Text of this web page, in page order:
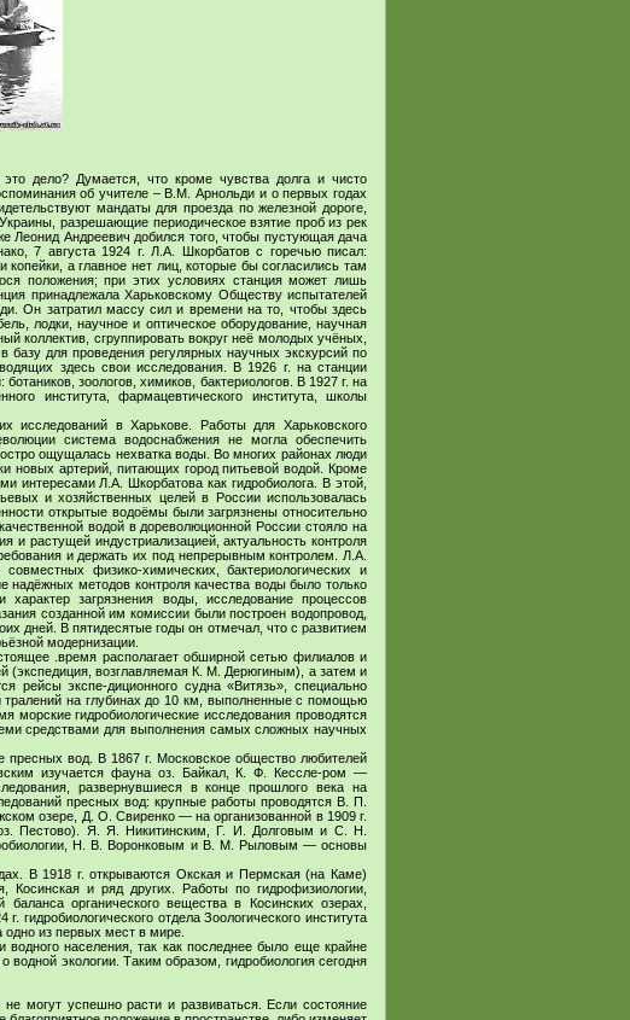
дело? Думается, что кроме чувства долга и чисто
об учителе – В.М. Арнольди и о первых годах
мандаты для проезда по железной дороге,
разрешающие периодическое взятие проб из рек
Леонид Андреевич добился того, чтобы пустующая дача
7 августа 1924 г. Л.А. Шкорбатов с горечью писал:
а главное нет лиц, которые бы согласились там
положения; при этих условиях станция может лишь
принадлежала Харьковскому Обществу испытателей
Он затратил массу сил и времени на то, чтобы здесь
лодки, научное и оптическое оборудование, научная
коллектив, сгруппировать вокруг неё молодых учёных,
для проведения регулярных научных экскурсий по
здесь свои исследования. В 1926 г. на станции
зоологов, химиков, бактериологов. В 1927 г. на
института, фармацевтического института, школы
исследований в Харькове. Работы для Харьковского
система водоснабжения не могла обеспечить
ощущалась нехватка воды. Во многих районах люди
новых артерий, питающих город питьевой водой. Кроме
интересами Л.А. Шкорбатова как гидробиолога. В этой,
и хозяйственных целей в России использовалась
открытые водоёмы были загрязнены относительно
водой в дореволюционной России стояло на
и растущей индустриализацией, актуальность контроля
и держать их под непрерывным контролем. Л.А.
физико-химических, бактериологических и
надёжных методов контроля качества воды было только
загрязнения воды, исследование процессов
созданной им комиссии были построен водопровод,
дней. В пятидесятые годы он отмечал, что с развитием
модернизации.
.время располагает обширной сетью филиалов и
(экспедиция, возглавляемая К. М. Дерюгиным), а затем и
экспе-диционного судна «Витязь», специально
тралений на глубинах до 10 км, выполненные с помощью
морские гидробиологические исследования проводятся
средствами для выполнения самых сложных научных
пресных вод. В 1867 г. Московское общество любителей
изучается фауна оз. Байкал, К. Ф. Кессле-ром —
развернувшиеся в конце прошлого века на
пресных вод: крупные работы проводятся В. П.
озере, Д. О. Свиренко — на организованной в 1909 г.
Пестово). Я. Я. Никитинским, Г. И. Долговым и С. Н.
Н. В. Воронковым и В. М. Рыловым — основы
В 1918 г. открываются Окская и Пермская (на Каме)
и ряд других. Работы по гидрофизиологии,
органического вещества в Косинских озерах,
отдела Зоологического института
из первых мест в мире.
водного населения, так как последнее было еще крайне
экологии. Таким образом, гидробиология сегодня
могут успешно расти и развиваться. Если состояние